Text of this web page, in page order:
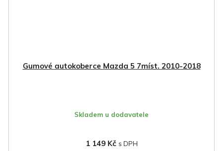
Gumové autokoberce Mazda 5 7míst. 2010-2018
Skladem u dodavatele
1 149 Kč